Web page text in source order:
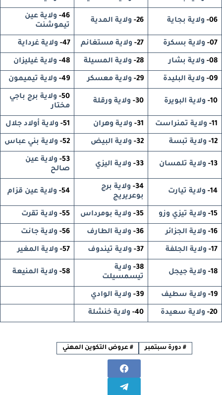
06- ولاية بجاية 26- ولاية المدية
46-
ولاية عين
تيموشنت
07- ولاية بسكرة 27- ولاية مستغانم 47- ولاية غرداية
08- ولاية بشار 28- ولاية المسيلة 48- ولاية غيليزان
09- ولاية البليدة 29- ولاية معسكر 49- ولاية تيميمون
10- ولاية البويرة 30- ولاية ورقلة
50-
ولاية برج باجي
مختار
11- ولاية تمنراست 31- ولاية وهران 51- ولاية أولاد جلال
12- ولاية تبسة 32- ولاية البيض 52- ولاية بني عباس
13- ولاية تلمسان 33- ولاية اليزي
53-
ولاية عين
صالح
14- ولاية تيارت
34-
ولاية برج
بوعريريج
54- ولاية عين قزام
15- ولاية تيزي وزو 35- ولاية بومرداس 55- ولاية تقرت
16- ولاية الجزائر 36- ولاية الطارف 56- ولاية جانت
17- ولاية الجلفة 37- ولاية تيندوف 57- ولاية المغير
18- ولاية جيجل
38-
ولاية
تيسمسيلت
58- ولاية المنيعة
19- ولاية سطيف 39- ولاية الوادي
20- ولاية سعيدة 40- ولاية خنشلة
#دورة سبتمبر # عروض التكوين المهني